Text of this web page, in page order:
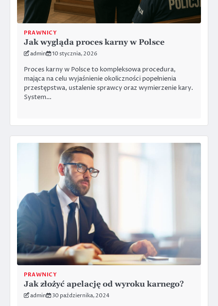
PRAWNICY
Jak wygląda proces karny w Polsce
admin 10 stycznia, 2026
Proces karny w Polsce to kompleksowa procedura,
mająca na celu wyjaśnienie okoliczności popełnienia
przestępstwa, ustalenie sprawcy oraz wymierzenie kary.
System…
PRAWNICY
Jak złożyć apelację od wyroku karnego?
admin 30 października, 2024